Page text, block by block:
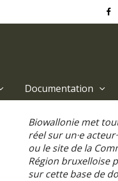
Documentation
Biowallonie met
réel sur un·e
ou le site de la
Région bruxelloise
sur cette base de